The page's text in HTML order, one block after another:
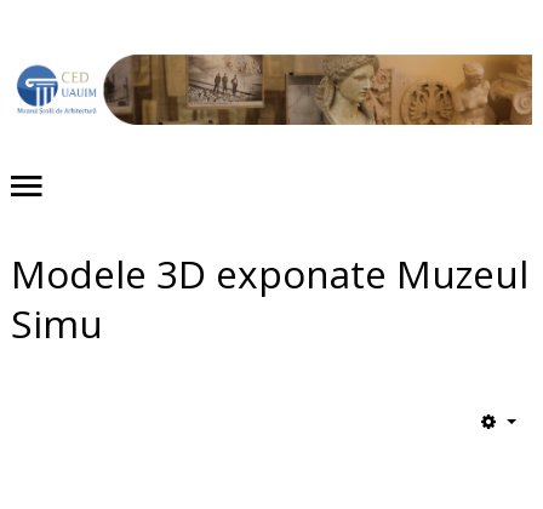
Despre noi
Modele 3D exponate Muzeul
Simu